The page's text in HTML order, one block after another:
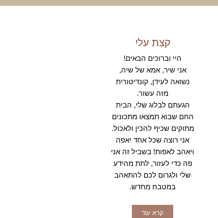
קצת עלי
היי וברוכים הבאים!
אני שיר, אמא של שיה,
נשואה לעידן, קונדיטורית
מזה עשור.
הגעתם לבלוג שלי, הבית
החם שבוא תמצאו מתכונים
מתוקים שכיף להכין ולאכול.
אני רוצה שכל אחד יאפה
ויאהב לאפות! בשביל זה אני
פה כדי לעזור, לתת מהידע
שלי ולגרום לכם להתאהב
במטבח מחדש.
קרא עוד